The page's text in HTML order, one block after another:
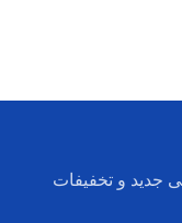
جدید و تخفیفات